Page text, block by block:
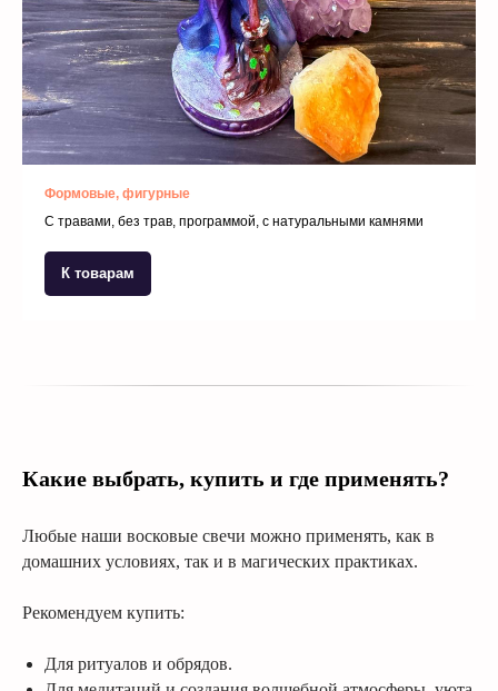
Формовые, фигурные
С травами, без трав, программой, с натуральными камнями
К товарам
Какие выбрать, купить и где применять?
Любые наши восковые свечи можно применять, как в
домашних условиях, так и в магических практиках.
Рекомендуем купить:
Для ритуалов и обрядов.